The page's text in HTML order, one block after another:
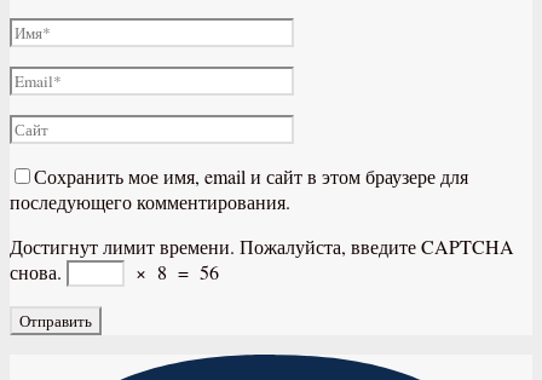
Сохранить мое имя, email и сайт в этом браузере для
последующего комментирования.
Достигнут лимит времени. Пожалуйста, введите CAPTCHA
снова.
× 8 = 56